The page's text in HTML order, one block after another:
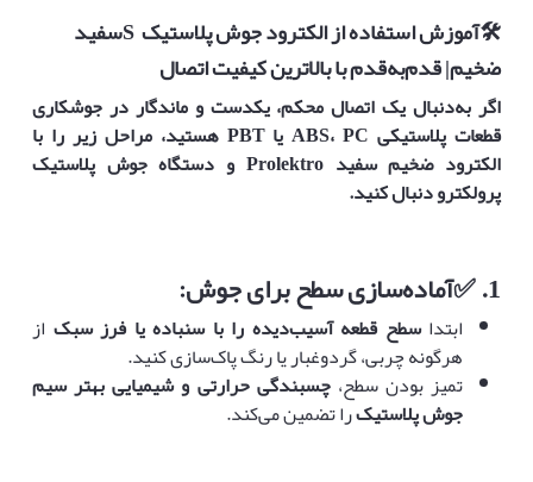
🛠️آموزش استفاده از الکترود جوش پلاستیکSسفید
ضخیم|قدم‌به‌قدم با بالاترین کیفیت اتصال
اگر به‌دنبال یک اتصال محکم، یکدست و ماندگار در جوشکاری
قطعات پلاستیکیABS ،PC یا PBT هستید، مراحل زیر را با
الکترود ضخیم سفید Prolektro و دستگاه جوش پلاستیک
پرولکترو دنبال کنید.
1.
✅آماده‌سازی سطح برای جوش:
ابتداسطح قطعه آسیب‌دیده را با سنباده یا فرز سبک از
هرگونه چربی، گردوغبار یا رنگ پاک‌سازی کنید.
تمیز بودن سطح،چسبندگی حرارتی و شیمیایی بهتر سیم
جوش پلاستیکرا تضمین می‌کند.